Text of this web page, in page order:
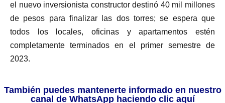
el nuevo inversionista constructor destinó 40 mil millones
de pesos para finalizar las dos torres; se espera que
todos los locales, oficinas y apartamentos estén
completamente terminados en el primer semestre de
2023.
También puedes mantenerte informado en nuestro
canal de WhatsApp haciendo clic aquí